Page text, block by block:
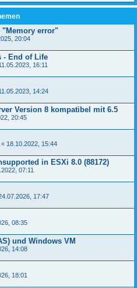
"Memory error"
20:04
- End of Life
16:11
14:24
Version 8 kompatibel mit 6.5
20:45
« 18.10.2022, 15:44
in ESXi 8.0 (88172)
07:11
17:47
08:35
und Windows VM
14:08
18:01